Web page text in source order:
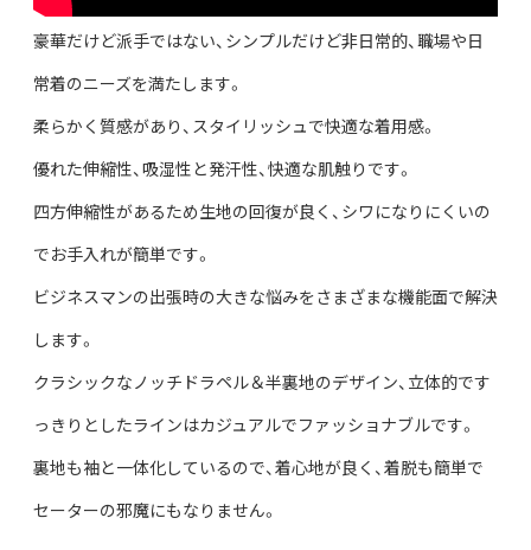
豪華だけど派手ではない、シンプルだけど非日常的、職場や日
常着のニーズを満たします。
柔らかく質感があり、スタイリッシュで快適な着用感。
優れた伸縮性、吸湿性と発汗性、快適な肌触りです。
四方伸縮性があるため生地の回復が良く、シワになりにくいの
でお手入れが簡単です。
ビジネスマンの出張時の大きな悩みをさまざまな機能面で解決
します。
クラシックなノッチドラペル＆半裏地のデザイン、立体的です
っきりとしたラインはカジュアルでファッショナブルです。
裏地も袖と一体化しているので、着心地が良く、着脱も簡単で
セーターの邪魔にもなりません。